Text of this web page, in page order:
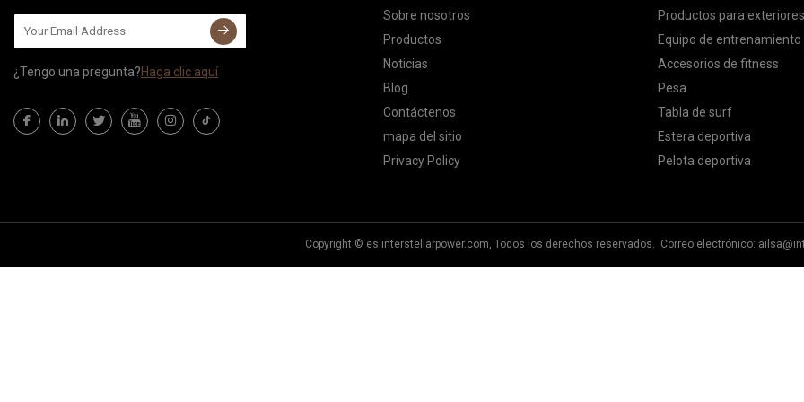
¿Tengo una pregunta?Haga clic aquí
Sobre nosotros
Productos
Noticias
Blog
Contáctenos
mapa del sitio
Privacy Policy
Productos para exteriores
Equipo de entrenamiento
Accesorios de fitness
Pesa
Tabla de surf
Estera deportiva
Pelota deportiva
Copyright © es.interstellarpower.com, Todos los derechos reservados. Correo electrónico: